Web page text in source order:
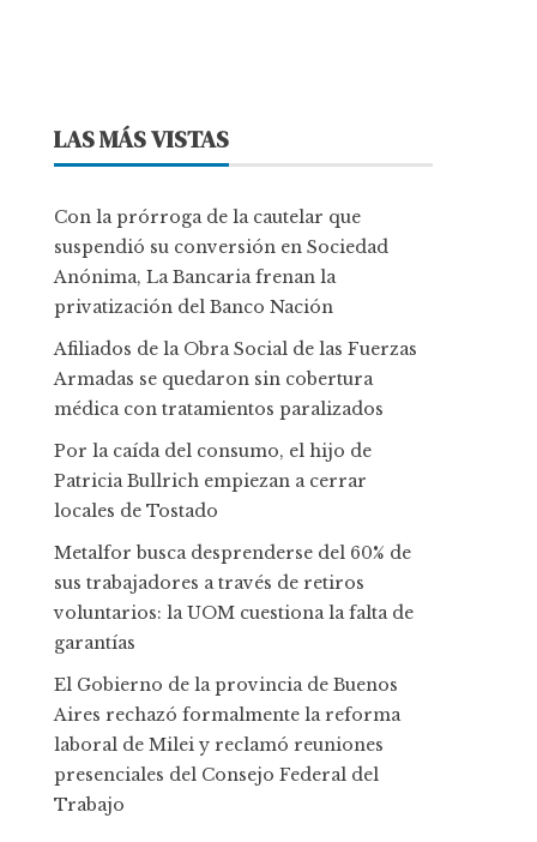
LAS MÁS VISTAS
Con la prórroga de la cautelar que
suspendió su conversión en Sociedad
Anónima, La Bancaria frenan la
privatización del Banco Nación
Afiliados de la Obra Social de las Fuerzas
Armadas se quedaron sin cobertura
médica con tratamientos paralizados
Por la caída del consumo, el hijo de
Patricia Bullrich empiezan a cerrar
locales de Tostado
Metalfor busca desprenderse del 60% de
sus trabajadores a través de retiros
voluntarios: la UOM cuestiona la falta de
garantías
El Gobierno de la provincia de Buenos
Aires rechazó formalmente la reforma
laboral de Milei y reclamó reuniones
presenciales del Consejo Federal del
Trabajo